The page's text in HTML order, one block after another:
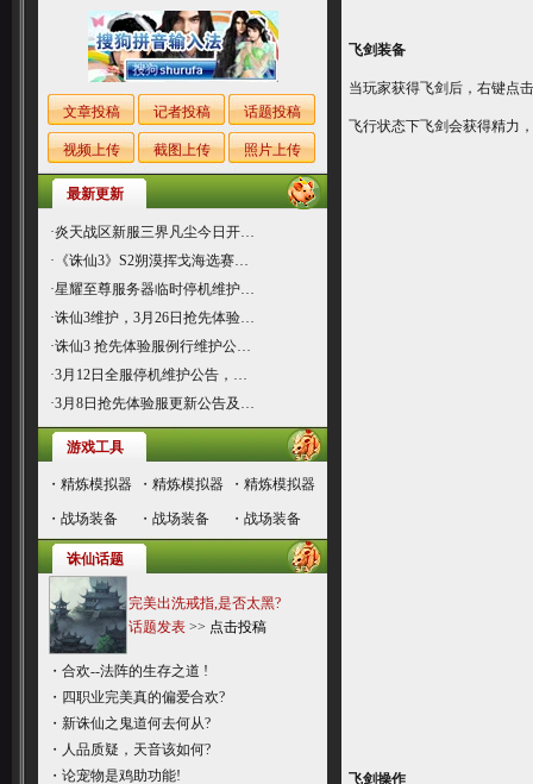
文章投稿 记者投稿 话题投稿
视频上传 截图上传 照片上传
最新更新
·炎天战区新服三界凡尘今日开…
· 《诛仙3》S2朔漠挥戈海选赛…
·星耀至尊服务器临时停机维护…
·诛仙3维护，3月26日抢先体验…
·诛仙3 抢先体验服例行维护公…
·3月12日全服停机维护公告，…
·3月8日抢先体验服更新公告及…
游戏工具
・精炼模拟器 ・精炼模拟器 ・精炼模拟器
・战场装备 ・战场装备 ・战场装备
诛仙话题
完美出洗戒指,是否太黑?
话题发表>> 点击投稿
・合欢--法阵的生存之道 !
・ 四职业完美真的偏爱合欢?
・新诛仙之鬼道何去何从?
・ 人品质疑，天音该如何?
・论宠物是鸡助功能!
飞剑装备
当玩家获得飞剑后，右键点
飞行状态下飞剑会获得精力
飞剑操作